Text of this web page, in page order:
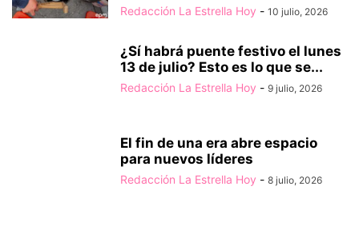
Redacción La Estrella Hoy - 10 julio, 2026
¿Sí habrá puente festivo el lunes
13 de julio? Esto es lo que se...
Redacción La Estrella Hoy - 9 julio, 2026
El fin de una era abre espacio
para nuevos líderes
Redacción La Estrella Hoy - 8 julio, 2026